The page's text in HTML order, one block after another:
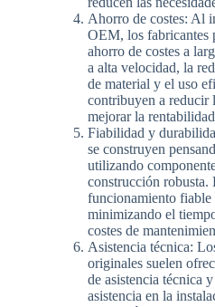
Ahorro de costes: Al
OEM, los fabricantes
ahorro de costes a
a alta velocidad, la
de material y el uso
contribuyen a reducir
mejorar la
Fiabilidad y
se construyen
utilizando
construcción robusta.
funcionamiento
minimizando el
costes de
Asistencia técnica:
originales suelen
de asistencia técnica
asistencia en la